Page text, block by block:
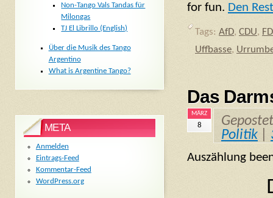
for fun. Den
Tags: AfD, CDU,
Uffbasse,
Das
MÄRZ
8
Politik
Auszählung
Non-Tango Vals Tandas für
Milongas
TJ El Librillo (English)
Über die Musik des Tango
Argentino
What is Argentine Tango?
META
Anmelden
Eintrags-Feed
Kommentar-Feed
WordPress.org